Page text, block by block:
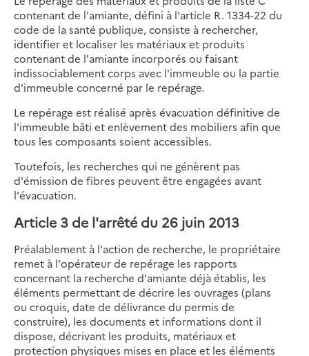
contenant de l'amiante, défini à l'article R. 1334-22 du
code de la santé publique, consiste à rechercher,
identifier et localiser les matériaux et produits
contenant de l'amiante incorporés ou faisant
indissociablement corps avec l'immeuble ou la partie
d'immeuble concerné par le repérage.
Le repérage est réalisé après évacuation définitive de
l'immeuble bâti et enlèvement des mobiliers afin que
tous les composants soient accessibles.
Toutefois, les recherches qui ne génèrent pas
d'émission de fibres peuvent être engagées avant
l'évacuation.
Article 3 de l'arrêté du 26 juin 2013
Préalablement à l'action de recherche, le propriétaire
remet à l'opérateur de repérage les rapports
concernant la recherche d'amiante déjà établis, les
éléments permettant de décrire les ouvrages (plans
ou croquis, date de délivrance du permis de
construire), les documents et informations dont il
dispose, décrivant les produits, matériaux et
protection physiques mises en place et les éléments